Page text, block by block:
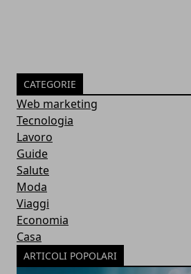
CATEGORIE
Web marketing
Tecnologia
Lavoro
Guide
Salute
Moda
Viaggi
Economia
Casa
ARTICOLI POPOLARI